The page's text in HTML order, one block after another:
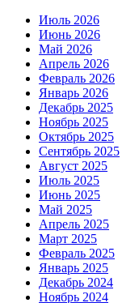
Июль 2026
Июнь 2026
Май 2026
Апрель 2026
Февраль 2026
Январь 2026
Декабрь 2025
Ноябрь 2025
Октябрь 2025
Сентябрь 2025
Август 2025
Июль 2025
Июнь 2025
Май 2025
Апрель 2025
Март 2025
Февраль 2025
Январь 2025
Декабрь 2024
Ноябрь 2024